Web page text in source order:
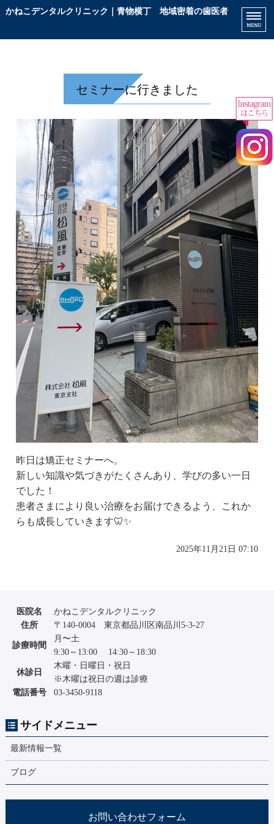
かねこデンタルクリニック｜青物横丁 地域密着の歯医者
患
院内紹介
アクセス
セミナーに行きました
昨日は矯正セミナーへ。
新しい知識や気づきがたくさんあり、学びの多い一日
でした！
患者さまにより良い治療をお届けできるよう、これか
らも成長していきます🦷✨
2025年11月21日 07:10
医院名
かねこデンタルクリニック
住所
〒140-0004 東京都品川区南品川5-3-27
診療時間
月〜土
9:30～13:00 14:30～18:30
休診日
木曜・日曜日・祝日
※木曜は祝日の週は診療
電話番号
03-3450-9118
サイドメニュー
最新情報一覧
ブログ
お問い合わせフォーム